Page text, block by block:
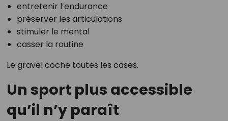
entretenir l’endurance
préserver les articulations
stimuler le mental
casser la routine
Le gravel coche toutes les cases.
Un sport plus accessible
qu’il n’y paraît